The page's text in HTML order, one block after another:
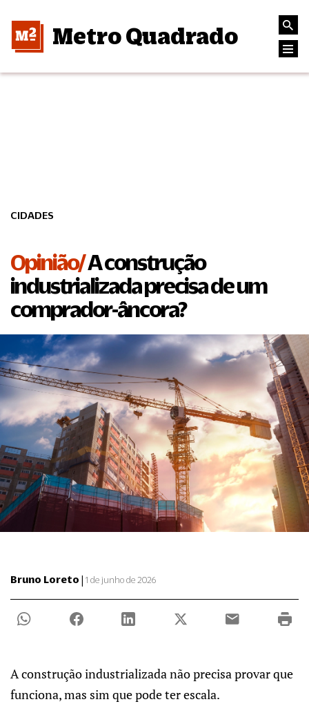
Metro Quadrado
CIDADES
Opinião/A construção
industrializada precisa de um
comprador-âncora?
Bruno Loreto | 1 de junho de 2026
A construção industrializada não precisa provar que
funciona, mas sim que pode ter escala.